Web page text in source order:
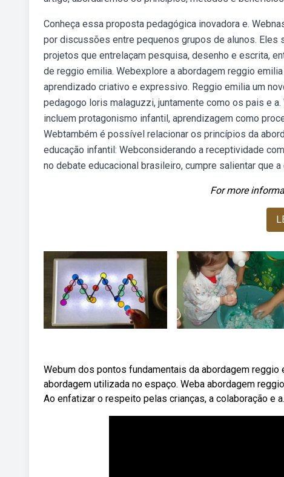
Conheça essa proposta pedagógica inovadora e.
por discussões entre pequenos grupos de alunos. Eles
projetos que entrelaçam pesquisa, desenho e escrita,
de reggio emilia. Webexplore a abordagem reggio
aprendizado criativo e expressivo. Reggio emilia um
pedagogo loris malaguzzi, juntamente como os pais e
incluem protagonismo infantil, aprendizagem como
Webtambém é possível relacionar os princípios da
educação infantil: Webconsiderando a receptividade
no debate educacional brasileiro, cumpre salientar que a
For more
Webum dos pontos fundamentais da abordagem
abordagem utilizada no espaço. Weba abordagem
Ao enfatizar o respeito pelas crianças, a colaboração e a.